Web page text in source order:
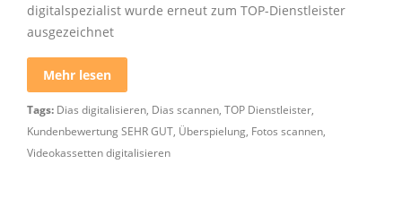
digitalspezialist wurde erneut zum TOP-Dienstleister
ausgezeichnet
Mehr lesen
Tags: Dias digitalisieren, Dias scannen, TOP Dienstleister,
Kundenbewertung SEHR GUT, Überspielung, Fotos scannen,
Videokassetten digitalisieren